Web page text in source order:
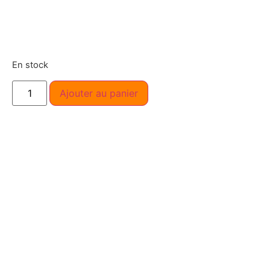
En stock
Ajouter au panier